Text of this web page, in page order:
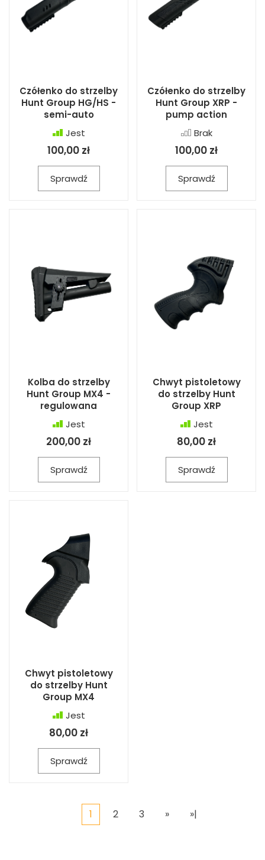
Czółenko do strzelby
Hunt Group HG/HS -
semi-auto
Jest
100,00 zł
Sprawdź
Czółenko do strzelby
Hunt Group XRP -
pump action
Brak
100,00 zł
Sprawdź
Kolba do strzelby
Hunt Group MX4 -
regulowana
Jest
200,00 zł
Sprawdź
Chwyt pistoletowy
do strzelby Hunt
Group XRP
Jest
80,00 zł
Sprawdź
Chwyt pistoletowy
do strzelby Hunt
Group MX4
Jest
80,00 zł
Sprawdź
1 2 3 » »|